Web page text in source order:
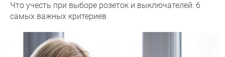
Что учесть при выборе розеток и выключателей: 6
самых важных критериев